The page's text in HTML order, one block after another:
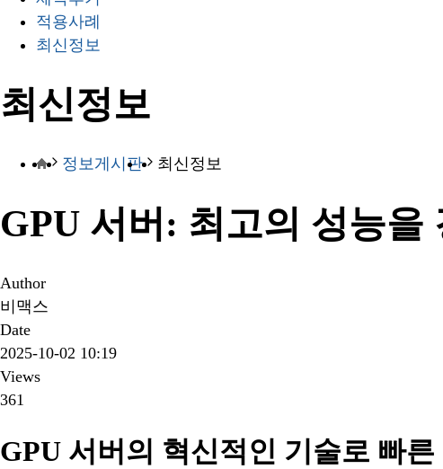
적용사례
최신정보
최신정보
정보게시판 최신정보
GPU 서버: 최고의 성능을
Author
비맥스
Date
2025-10-02 10:19
Views
361
GPU 서버의 혁신적인 기술로 빠른